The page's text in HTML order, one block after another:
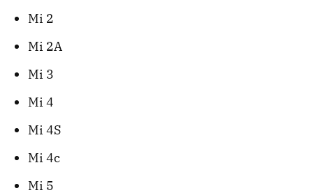
Mi 2
Mi 2A
Mi 3
Mi 4
Mi 4S
Mi 4c
Mi 5